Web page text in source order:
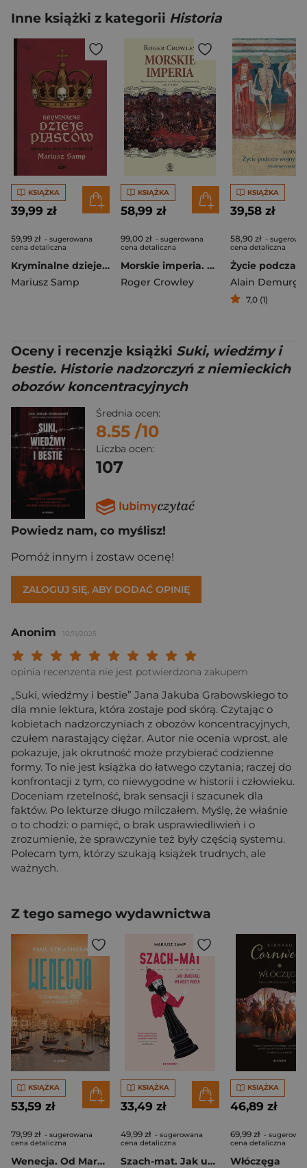
Inne książki z kategorii Historia
KSIĄŻKA
39,99 zł
59,99 zł - sugerowana
cena detaliczna
Kryminalne dzieje Piastów. Mroczna historia dynastii
Mariusz Samp
KSIĄŻKA
58,99 zł
99,00 zł - sugerowana
cena detaliczna
Morskie imperia. Batalia o panowanie na Morzu Śródziemnym 1521-1580
Roger Crowley
KSIĄŻKA
39,58 zł
58,90 zł -
cena detaliczna
Alain
7,0 (1)
Oceny i recenzje książki Suki, wiedźmy i
bestie. Historie nadzorczyń z niemieckich
obozów koncentracyjnych
Średnia ocen:
8.55 /10
Liczba ocen:
107
Powiedz nam, co myślisz!
Pomóż innym i zostaw ocenę!
ZALOGUJ SIĘ, ABY DODAĆ OPINIĘ
Anonim 10/11/2025
Twoja ocena:
Twoja ocena: Wybitna 9/
Twoja ocena: Rewelacyjna 8/
Twoja ocena: Bardzo dobra 7/10"
Twoja ocena: Dobra 6/10"
Twoja ocena: Przeciętna 5/10"
Twoja ocena: Może być 4/10"
Twoja ocena: Słaba 3/10"
Twoja ocena: Bardzo słaba 2/10"
Twoja ocena: Beznadziejna 1/10"
opinia recenzenta nie jest potwierdzona zakupem
„Suki, wiedźmy i bestie” Jana Jakuba Grabowskiego to
dla mnie lektura, która zostaje pod skórą. Czytając o
kobietach nadzorczyniach z obozów koncentracyjnych,
czułem narastający ciężar. Autor nie ocenia wprost, ale
pokazuje, jak okrutność może przybierać codzienne
formy. To nie jest książka do łatwego czytania; raczej do
konfrontacji z tym, co niewygodne w historii i człowieku.
Doceniam rzetelność, brak sensacji i szacunek dla
faktów. Po lekturze długo milczałem. Myślę, że właśnie
o to chodzi: o pamięć, o brak usprawiedliwień i o
zrozumienie, że sprawczynie też były częścią systemu.
Polecam tym, którzy szukają książek trudnych, ale
ważnych.
Z tego samego wydawnictwa
KSIĄŻKA
53,59 zł
79,99 zł - sugerowana
cena detaliczna
Wenecja. Od Marco Polo do Casanovy
KSIĄŻKA
33,49 zł
49,99 zł - sugerowana
cena detaliczna
Szach-mat. Jak umierali władcy Rosji
KSIĄŻKA
46,89 zł
69,99 zł -
cena detaliczna
Włóczęga